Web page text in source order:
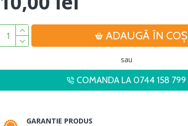
ADAUGĂ ÎN COŞ
sau
COMANDA LA 0744 158 799
GARANTIE PRODUS